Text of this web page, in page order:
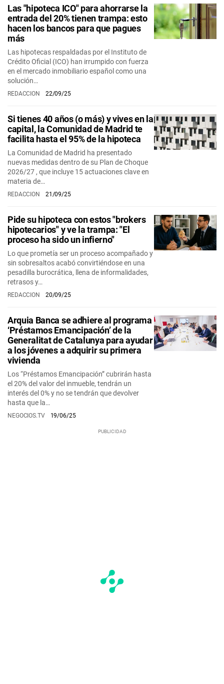
Las "hipoteca ICO" para ahorrarse la
entrada del 20% tienen trampa: esto
hacen los bancos para que pagues
más
Las hipotecas respaldadas por el Instituto de
Crédito Oficial (ICO) han irrumpido con fuerza
en el mercado inmobiliario español como una
solución…
REDACCION 22/09/25
Si tienes 40 años (o más) y vives en la
capital, la Comunidad de Madrid te
facilita hasta el 95% de la hipoteca
La Comunidad de Madrid ha presentado
nuevas medidas dentro de su Plan de Choque
2026/27 , que incluye 15 actuaciones clave en
materia de…
REDACCION 21/09/25
Pide su hipoteca con estos "brokers
hipotecarios" y ve la trampa: "El
proceso ha sido un infierno"
Lo que prometía ser un proceso acompañado y
sin sobresaltos acabó convirtiéndose en una
pesadilla burocrática, llena de informalidades,
retrasos y…
REDACCION 20/09/25
Arquia Banca se adhiere al programa
‘Préstamos Emancipación’ de la
Generalitat de Catalunya para ayudar
a los jóvenes a adquirir su primera
vivienda
Los “Préstamos Emancipación” cubrirán hasta
el 20% del valor del inmueble, tendrán un
interés del 0% y no se tendrán que devolver
hasta que la…
NEGOCIOS.TV 19/06/25